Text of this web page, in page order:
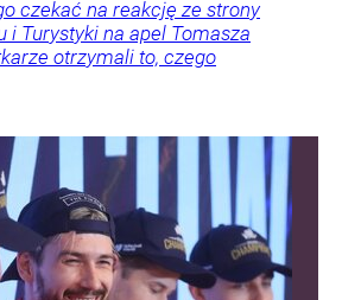
czekać na reakcję ze strony
i Turystyki na apel Tomasza
otrzymali to, czego